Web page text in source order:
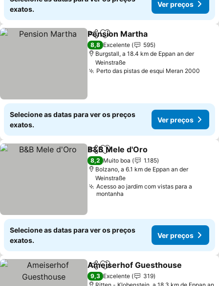
exatos.
Ver preços
PartilharAdicionar aos favoritos
Pension Martha
8,8 Excelente
595
Burgstall, a 18.4 km de Eppan an der
Weinstraße
Perto das pistas de esqui Meran 2000
Selecione as datas para ver os preços
exatos.
Ver preços
PartilharAdicionar aos favoritos
B&B Mele d'Oro
8,2 Muito boa
1.185
Bolzano, a 6.1 km de Eppan an der
Weinstraße
Acesso ao jardim com vistas para a
montanha
Selecione as datas para ver os preços
exatos.
Ver preços
PartilharAdicionar aos favoritos
Ameiserhof Guesthouse
9,3 Excelente
319